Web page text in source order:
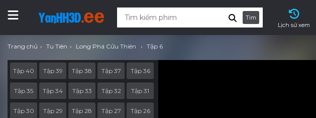
Tìm
Lịch sử xem
Trang chủ Tu Tiên Long Phá Cửu Thiên Tập 6
Tập 40 Tập 39 Tập 38 Tập 37 Tập 36
Tập 35 Tập 34 Tập 33 Tập 32 Tập 31
Tập 30 Tập 29 Tập 28 Tập 27 Tập 26